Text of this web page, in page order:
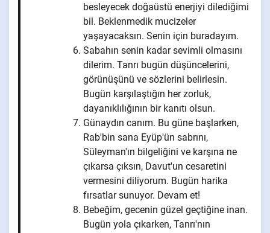
besleyecek doğaüstü enerjiyi dilediğimi
bil. Beklenmedik mucizeler
yaşayacaksın. Senin için buradayım.
Sabahın senin kadar sevimli olmasını
dilerim. Tanrı bugün düşüncelerini,
görünüşünü ve sözlerini belirlesin.
Bugün karşılaştığın her zorluk,
dayanıklılığının bir kanıtı olsun.
Günaydın canım. Bu güne başlarken,
Rab'bin sana Eyüp'ün sabrını,
Süleyman'ın bilgeliğini ve karşına ne
çıkarsa çıksın, Davut'un cesaretini
vermesini diliyorum. Bugün harika
fırsatlar sunuyor. Devam et!
Bebeğim, gecenin güzel geçtiğine inan.
Bugün yola çıkarken, Tanrı'nın